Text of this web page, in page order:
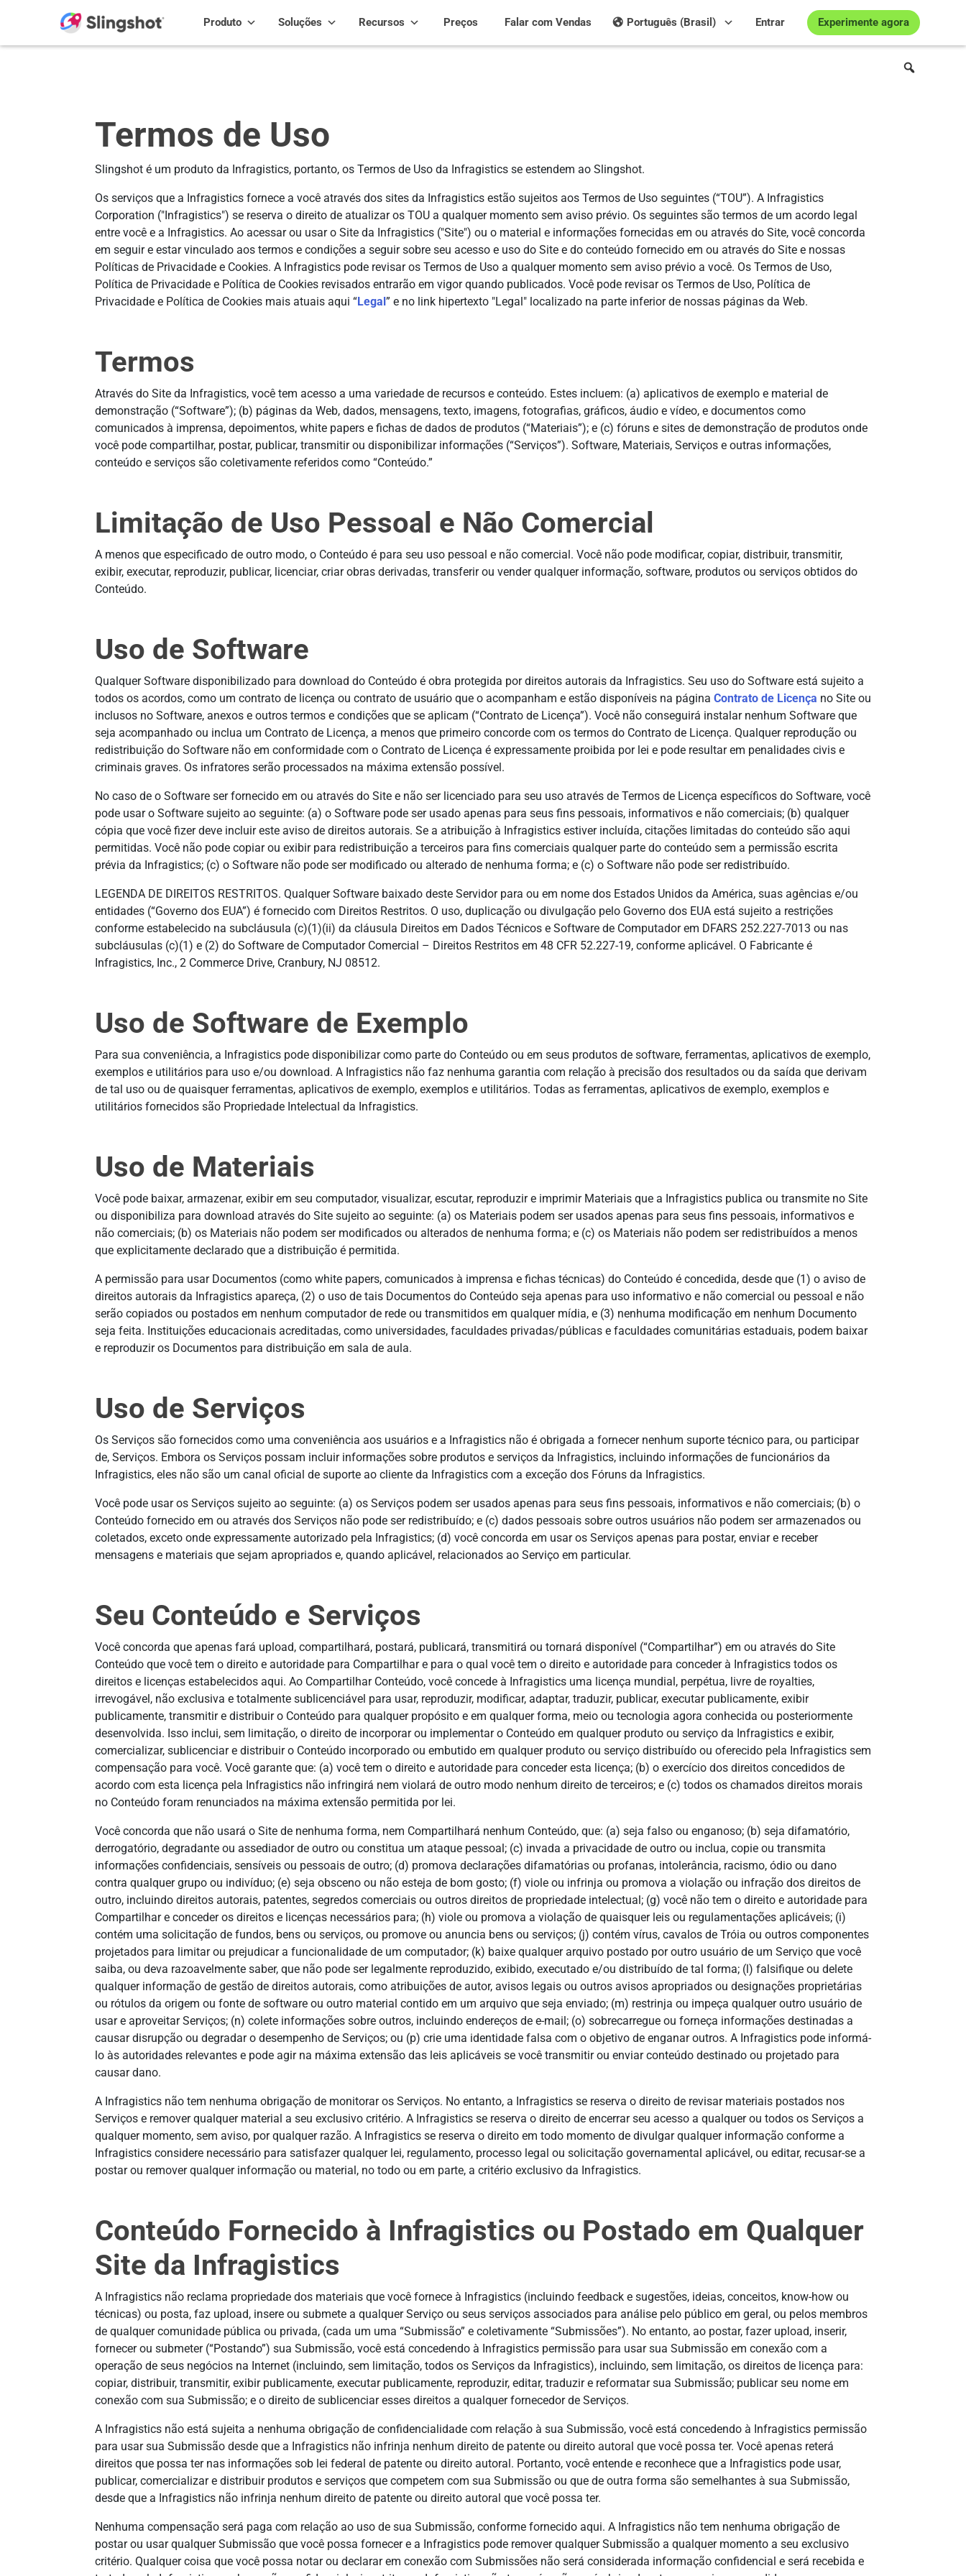
Produto Soluções Recursos Preços Experimente agora
Entrar
Português (Brasil)
Falar com Vendas
Termos de Uso
Slingshot é um produto da Infragistics, portanto, os Termos de Uso da Infragistics se estendem ao Slingshot.
Os serviços que a Infragistics fornece a você através dos sites da Infragistics estão sujeitos aos Termos de Uso seguintes (“TOU”). A Infragistics
Corporation ("Infragistics") se reserva o direito de atualizar os TOU a qualquer momento sem aviso prévio. Os seguintes são termos de um acordo legal
entre você e a Infragistics. Ao acessar ou usar o Site da Infragistics ("Site") ou o material e informações fornecidas em ou através do Site, você concorda
em seguir e estar vinculado aos termos e condições a seguir sobre seu acesso e uso do Site e do conteúdo fornecido em ou através do Site e nossas
Políticas de Privacidade e Cookies. A Infragistics pode revisar os Termos de Uso a qualquer momento sem aviso prévio a você. Os Termos de Uso,
Política de Privacidade e Política de Cookies revisados entrarão em vigor quando publicados. Você pode revisar os Termos de Uso, Política de
Privacidade e Política de Cookies mais atuais aqui “Legal” e no link hipertexto "Legal" localizado na parte inferior de nossas páginas da Web.
Termos
Através do Site da Infragistics, você tem acesso a uma variedade de recursos e conteúdo. Estes incluem: (a) aplicativos de exemplo e material de
demonstração (“Software”); (b) páginas da Web, dados, mensagens, texto, imagens, fotografias, gráficos, áudio e vídeo, e documentos como
comunicados à imprensa, depoimentos, white papers e fichas de dados de produtos (“Materiais”); e (c) fóruns e sites de demonstração de produtos onde
você pode compartilhar, postar, publicar, transmitir ou disponibilizar informações (“Serviços”). Software, Materiais, Serviços e outras informações,
conteúdo e serviços são coletivamente referidos como “Conteúdo.”
Limitação de Uso Pessoal e Não Comercial
A menos que especificado de outro modo, o Conteúdo é para seu uso pessoal e não comercial. Você não pode modificar, copiar, distribuir, transmitir,
exibir, executar, reproduzir, publicar, licenciar, criar obras derivadas, transferir ou vender qualquer informação, software, produtos ou serviços obtidos do
Conteúdo.
Uso de Software
Qualquer Software disponibilizado para download do Conteúdo é obra protegida por direitos autorais da Infragistics. Seu uso do Software está sujeito a
todos os acordos, como um contrato de licença ou contrato de usuário que o acompanham e estão disponíveis na página Contrato de Licença no Site ou
inclusos no Software, anexos e outros termos e condições que se aplicam (“Contrato de Licença”). Você não conseguirá instalar nenhum Software que
seja acompanhado ou inclua um Contrato de Licença, a menos que primeiro concorde com os termos do Contrato de Licença. Qualquer reprodução ou
redistribuição do Software não em conformidade com o Contrato de Licença é expressamente proibida por lei e pode resultar em penalidades civis e
criminais graves. Os infratores serão processados na máxima extensão possível.
No caso de o Software ser fornecido em ou através do Site e não ser licenciado para seu uso através de Termos de Licença específicos do Software, você
pode usar o Software sujeito ao seguinte: (a) o Software pode ser usado apenas para seus fins pessoais, informativos e não comerciais; (b) qualquer
cópia que você fizer deve incluir este aviso de direitos autorais. Se a atribuição à Infragistics estiver incluída, citações limitadas do conteúdo são aqui
permitidas. Você não pode copiar ou exibir para redistribuição a terceiros para fins comerciais qualquer parte do conteúdo sem a permissão escrita
prévia da Infragistics; (c) o Software não pode ser modificado ou alterado de nenhuma forma; e (c) o Software não pode ser redistribuído.
LEGENDA DE DIREITOS RESTRITOS. Qualquer Software baixado deste Servidor para ou em nome dos Estados Unidos da América, suas agências e/ou
entidades (“Governo dos EUA”) é fornecido com Direitos Restritos. O uso, duplicação ou divulgação pelo Governo dos EUA está sujeito a restrições
conforme estabelecido na subcláusula (c)(1)(ii) da cláusula Direitos em Dados Técnicos e Software de Computador em DFARS 252.227-7013 ou nas
subcláusulas (c)(1) e (2) do Software de Computador Comercial – Direitos Restritos em 48 CFR 52.227-19, conforme aplicável. O Fabricante é
Infragistics, Inc., 2 Commerce Drive, Cranbury, NJ 08512.
Uso de Software de Exemplo
Para sua conveniência, a Infragistics pode disponibilizar como parte do Conteúdo ou em seus produtos de software, ferramentas, aplicativos de exemplo,
exemplos e utilitários para uso e/ou download. A Infragistics não faz nenhuma garantia com relação à precisão dos resultados ou da saída que derivam
de tal uso ou de quaisquer ferramentas, aplicativos de exemplo, exemplos e utilitários. Todas as ferramentas, aplicativos de exemplo, exemplos e
utilitários fornecidos são Propriedade Intelectual da Infragistics.
Uso de Materiais
Você pode baixar, armazenar, exibir em seu computador, visualizar, escutar, reproduzir e imprimir Materiais que a Infragistics publica ou transmite no Site
ou disponibiliza para download através do Site sujeito ao seguinte: (a) os Materiais podem ser usados apenas para seus fins pessoais, informativos e
não comerciais; (b) os Materiais não podem ser modificados ou alterados de nenhuma forma; e (c) os Materiais não podem ser redistribuídos a menos
que explicitamente declarado que a distribuição é permitida.
A permissão para usar Documentos (como white papers, comunicados à imprensa e fichas técnicas) do Conteúdo é concedida, desde que (1) o aviso de
direitos autorais da Infragistics apareça, (2) o uso de tais Documentos do Conteúdo seja apenas para uso informativo e não comercial ou pessoal e não
serão copiados ou postados em nenhum computador de rede ou transmitidos em qualquer mídia, e (3) nenhuma modificação em nenhum Documento
seja feita. Instituições educacionais acreditadas, como universidades, faculdades privadas/públicas e faculdades comunitárias estaduais, podem baixar
e reproduzir os Documentos para distribuição em sala de aula.
Uso de Serviços
Os Serviços são fornecidos como uma conveniência aos usuários e a Infragistics não é obrigada a fornecer nenhum suporte técnico para, ou participar
de, Serviços. Embora os Serviços possam incluir informações sobre produtos e serviços da Infragistics, incluindo informações de funcionários da
Infragistics, eles não são um canal oficial de suporte ao cliente da Infragistics com a exceção dos Fóruns da Infragistics.
Você pode usar os Serviços sujeito ao seguinte: (a) os Serviços podem ser usados apenas para seus fins pessoais, informativos e não comerciais; (b) o
Conteúdo fornecido em ou através dos Serviços não pode ser redistribuído; e (c) dados pessoais sobre outros usuários não podem ser armazenados ou
coletados, exceto onde expressamente autorizado pela Infragistics; (d) você concorda em usar os Serviços apenas para postar, enviar e receber
mensagens e materiais que sejam apropriados e, quando aplicável, relacionados ao Serviço em particular.
Seu Conteúdo e Serviços
Você concorda que apenas fará upload, compartilhará, postará, publicará, transmitirá ou tornará disponível (“Compartilhar”) em ou através do Site
Conteúdo que você tem o direito e autoridade para Compartilhar e para o qual você tem o direito e autoridade para conceder à Infragistics todos os
direitos e licenças estabelecidos aqui. Ao Compartilhar Conteúdo, você concede à Infragistics uma licença mundial, perpétua, livre de royalties,
irrevogável, não exclusiva e totalmente sublicenciável para usar, reproduzir, modificar, adaptar, traduzir, publicar, executar publicamente, exibir
publicamente, transmitir e distribuir o Conteúdo para qualquer propósito e em qualquer forma, meio ou tecnologia agora conhecida ou posteriormente
desenvolvida. Isso inclui, sem limitação, o direito de incorporar ou implementar o Conteúdo em qualquer produto ou serviço da Infragistics e exibir,
comercializar, sublicenciar e distribuir o Conteúdo incorporado ou embutido em qualquer produto ou serviço distribuído ou oferecido pela Infragistics sem
compensação para você. Você garante que: (a) você tem o direito e autoridade para conceder esta licença; (b) o exercício dos direitos concedidos de
acordo com esta licença pela Infragistics não infringirá nem violará de outro modo nenhum direito de terceiros; e (c) todos os chamados direitos morais
no Conteúdo foram renunciados na máxima extensão permitida por lei.
Você concorda que não usará o Site de nenhuma forma, nem Compartilhará nenhum Conteúdo, que: (a) seja falso ou enganoso; (b) seja difamatório,
derrogatório, degradante ou assediador de outro ou constitua um ataque pessoal; (c) invada a privacidade de outro ou inclua, copie ou transmita
informações confidenciais, sensíveis ou pessoais de outro; (d) promova declarações difamatórias ou profanas, intolerância, racismo, ódio ou dano
contra qualquer grupo ou indivíduo; (e) seja obsceno ou não esteja de bom gosto; (f) viole ou infrinja ou promova a violação ou infração dos direitos de
outro, incluindo direitos autorais, patentes, segredos comerciais ou outros direitos de propriedade intelectual; (g) você não tem o direito e autoridade para
Compartilhar e conceder os direitos e licenças necessários para; (h) viole ou promova a violação de quaisquer leis ou regulamentações aplicáveis; (i)
contém uma solicitação de fundos, bens ou serviços, ou promove ou anuncia bens ou serviços; (j) contém vírus, cavalos de Tróia ou outros componentes
projetados para limitar ou prejudicar a funcionalidade de um computador; (k) baixe qualquer arquivo postado por outro usuário de um Serviço que você
saiba, ou deva razoavelmente saber, que não pode ser legalmente reproduzido, exibido, executado e/ou distribuído de tal forma; (l) falsifique ou delete
qualquer informação de gestão de direitos autorais, como atribuições de autor, avisos legais ou outros avisos apropriados ou designações proprietárias
ou rótulos da origem ou fonte de software ou outro material contido em um arquivo que seja enviado; (m) restrinja ou impeça qualquer outro usuário de
usar e aproveitar Serviços; (n) colete informações sobre outros, incluindo endereços de e-mail; (o) sobrecarregue ou forneça informações destinadas a
causar disrupção ou degradar o desempenho de Serviços; ou (p) crie uma identidade falsa com o objetivo de enganar outros. A Infragistics pode informá-
lo às autoridades relevantes e pode agir na máxima extensão das leis aplicáveis se você transmitir ou enviar conteúdo destinado ou projetado para
causar dano.
A Infragistics não tem nenhuma obrigação de monitorar os Serviços. No entanto, a Infragistics se reserva o direito de revisar materiais postados nos
Serviços e remover qualquer material a seu exclusivo critério. A Infragistics se reserva o direito de encerrar seu acesso a qualquer ou todos os Serviços a
qualquer momento, sem aviso, por qualquer razão. A Infragistics se reserva o direito em todo momento de divulgar qualquer informação conforme a
Infragistics considere necessário para satisfazer qualquer lei, regulamento, processo legal ou solicitação governamental aplicável, ou editar, recusar-se a
postar ou remover qualquer informação ou material, no todo ou em parte, a critério exclusivo da Infragistics.
Conteúdo Fornecido à Infragistics ou Postado em Qualquer
Site da Infragistics
A Infragistics não reclama propriedade dos materiais que você fornece à Infragistics (incluindo feedback e sugestões, ideias, conceitos, know-how ou
técnicas) ou posta, faz upload, insere ou submete a qualquer Serviço ou seus serviços associados para análise pelo público em geral, ou pelos membros
de qualquer comunidade pública ou privada, (cada um uma “Submissão” e coletivamente “Submissões”). No entanto, ao postar, fazer upload, inserir,
fornecer ou submeter (“Postando”) sua Submissão, você está concedendo à Infragistics permissão para usar sua Submissão em conexão com a
operação de seus negócios na Internet (incluindo, sem limitação, todos os Serviços da Infragistics), incluindo, sem limitação, os direitos de licença para:
copiar, distribuir, transmitir, exibir publicamente, executar publicamente, reproduzir, editar, traduzir e reformatar sua Submissão; publicar seu nome em
conexão com sua Submissão; e o direito de sublicenciar esses direitos a qualquer fornecedor de Serviços.
A Infragistics não está sujeita a nenhuma obrigação de confidencialidade com relação à sua Submissão, você está concedendo à Infragistics permissão
para usar sua Submissão desde que a Infragistics não infrinja nenhum direito de patente ou direito autoral que você possa ter. Você apenas reterá
direitos que possa ter nas informações sob lei federal de patente ou direito autoral. Portanto, você entende e reconhece que a Infragistics pode usar,
publicar, comercializar e distribuir produtos e serviços que competem com sua Submissão ou que de outra forma são semelhantes à sua Submissão,
desde que a Infragistics não infrinja nenhum direito de patente ou direito autoral que você possa ter.
Nenhuma compensação será paga com relação ao uso de sua Submissão, conforme fornecido aqui. A Infragistics não tem nenhuma obrigação de
postar ou usar qualquer Submissão que você possa fornecer e a Infragistics pode remover qualquer Submissão a qualquer momento a seu exclusivo
critério. Qualquer coisa que você possa notar ou declarar em conexão com Submissões não será considerada informação confidencial e será recebida e